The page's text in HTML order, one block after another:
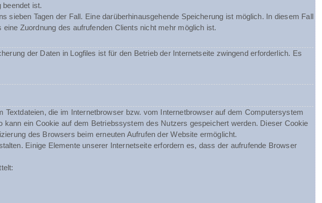
beendet ist.
sieben Tagen der Fall. Eine darüberhinausgehende Speicherung ist möglich. In diesem Fall
Zuordnung des aufrufenden Clients nicht mehr möglich ist.
der Daten in Logfiles ist für den Betrieb der Internetseite zwingend erforderlich. Es
die im Internetbrowser bzw. vom Internetbrowser auf dem Computersystem
ein Cookie auf dem Betriebssystem des Nutzers gespeichert werden. Dieser Cookie
des Browsers beim erneuten Aufrufen der Website ermöglicht.
Einige Elemente unserer Internetseite erfordern es, dass der aufrufende Browser